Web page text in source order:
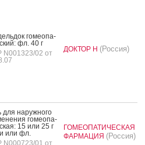
го­ме­опа­
фл. 40 г
N001323/02 от
ДОКТОР Н (Россия)
для на­руж­но­го
го­ме­опа­
15 или 25 г
или фл.
N000723/01 от
ГОМЕОПАТИЧЕСКАЯ
ФАРМАЦИЯ (Россия)